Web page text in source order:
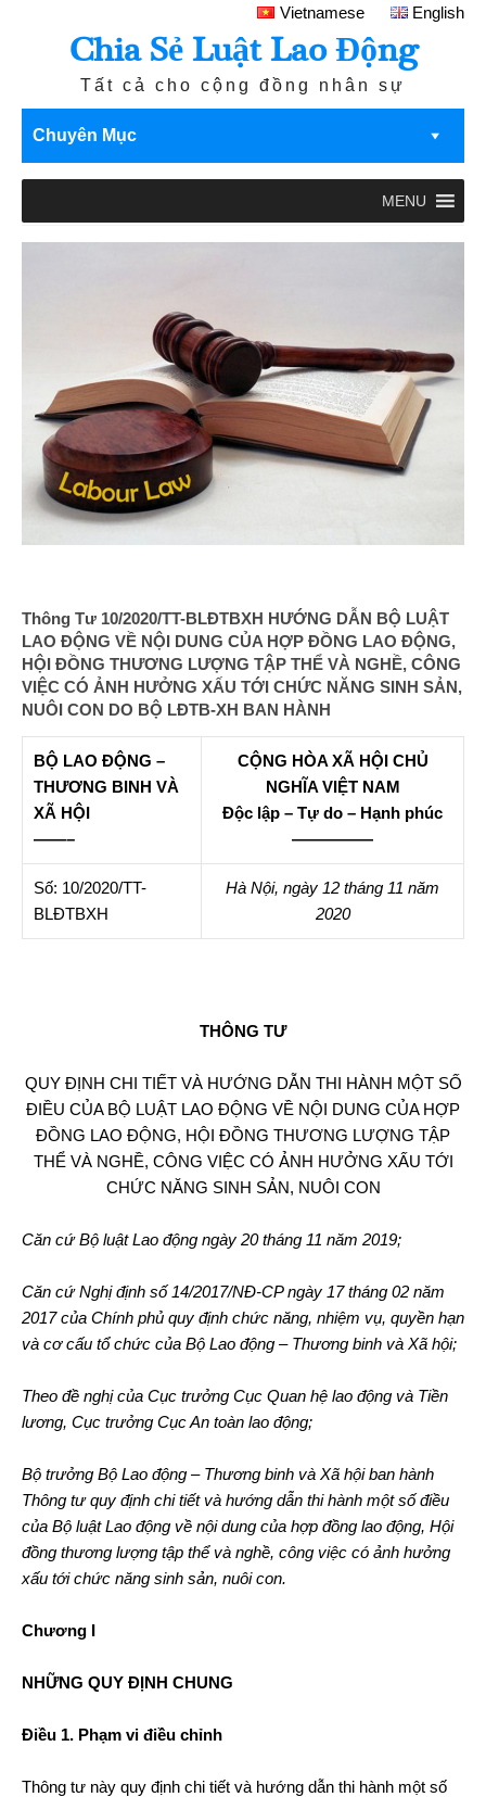
Vietnamese English
Chia Sẻ Luật Lao Động
Tất cả cho cộng đồng nhân sự
Chuyên Mục
MENU
Thông Tư 10/2020/TT-BLĐTBXH HƯỚNG DẪN BỘ LUẬT
LAO ĐỘNG VỀ NỘI DUNG CỦA HỢP ĐỒNG LAO ĐỘNG,
HỘI ĐỒNG THƯƠNG LƯỢNG TẬP THỂ VÀ NGHỀ, CÔNG
VIỆC CÓ ẢNH HƯỞNG XẤU TỚI CHỨC NĂNG SINH SẢN,
NUÔI CON DO BỘ LĐTB-XH BAN HÀNH
BỘ LAO ĐỘNG –
THƯƠNG BINH VÀ
XÃ HỘI
——–
CỘNG HÒA XÃ HỘI CHỦ
NGHĨA VIỆT NAM
Độc lập – Tự do – Hạnh phúc
—————
Số: 10/2020/TT-
BLĐTBXH
Hà Nội, ngày 12 tháng 11 năm
2020
THÔNG TƯ
QUY ĐỊNH CHI TIẾT VÀ HƯỚNG DẪN THI HÀNH MỘT SỐ
ĐIỀU CỦA BỘ LUẬT LAO ĐỘNG VỀ NỘI DUNG CỦA HỢP
ĐỒNG LAO ĐỘNG, HỘI ĐỒNG THƯƠNG LƯỢNG TẬP
THỂ VÀ NGHỀ, CÔNG VIỆC CÓ ẢNH HƯỞNG XẤU TỚI
CHỨC NĂNG SINH SẢN, NUÔI CON
Căn cứ Bộ luật Lao động ngày 20 tháng 11 năm 2019;
Căn cứ Nghị định số 14/2017/NĐ-CP ngày 17 tháng 02 năm
2017 của Chính phủ quy định chức năng, nhiệm vụ, quyền hạn
và cơ cấu tổ chức của Bộ Lao động – Thương binh và Xã hội;
Theo đề nghị của Cục trưởng Cục Quan hệ lao động và Tiền
lương, Cục trưởng Cục An toàn lao động;
Bộ trưởng Bộ Lao động – Thương binh và Xã hội ban hành
Thông tư quy định chi tiết và hướng dẫn thi hành một số điều
của Bộ luật Lao động về nội dung của hợp đồng lao động, Hội
đồng thương lượng tập thể và nghề, công việc có ảnh hưởng
xấu tới chức năng sinh sản, nuôi con.
Chương I
NHỮNG QUY ĐỊNH CHUNG
Điều 1. Phạm vi điều chỉnh
Thông tư này quy định chi tiết và hướng dẫn thi hành một số